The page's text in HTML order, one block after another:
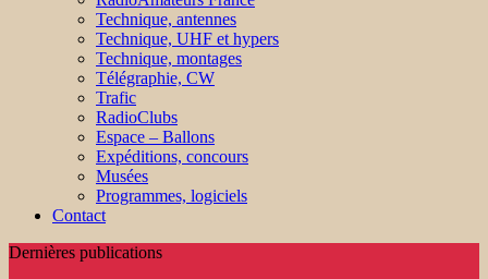
Technique, antennes
Technique, UHF et hypers
Technique, montages
Télégraphie, CW
Trafic
RadioClubs
Espace – Ballons
Expéditions, concours
Musées
Programmes, logiciels
Contact
Dernières publications